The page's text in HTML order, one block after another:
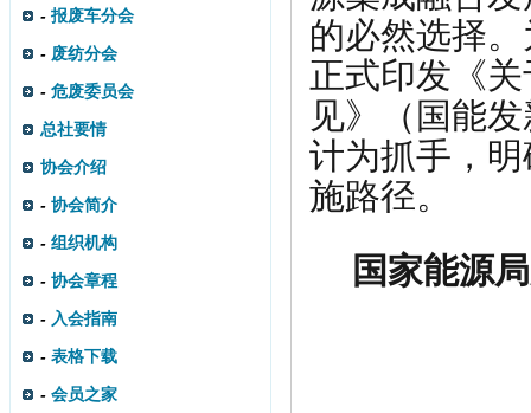
- 报废车分会
- 废纺分会
- 危废委员会
总社要情
协会介绍
- 协会简介
- 组织机构
- 协会章程
- 入会指南
- 表格下载
- 会员之家
的必然选择
正式印发《
见》（国能
计为抓手，
施路径。
国家能源